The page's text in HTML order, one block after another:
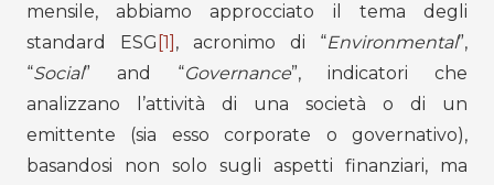
mensile, abbiamo approcciato il tema degli
standard ESG [1] , acronimo di “Environmental”,
“Social” and “Governance”, indicatori che
analizzano l’attività di una società o di un
emittente (sia esso corporate o governativo),
basandosi non solo sugli aspetti finanziari, ma